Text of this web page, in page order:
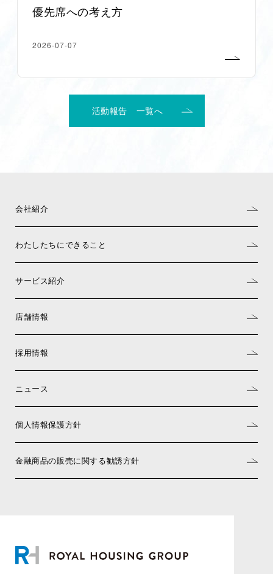
優先席への考え方
2026-07-07
活動報告 一覧へ
会社紹介
わたしたちにできること
サービス紹介
店舗情報
採用情報
ニュース
個人情報保護方針
金融商品の販売に関する勧誘方針